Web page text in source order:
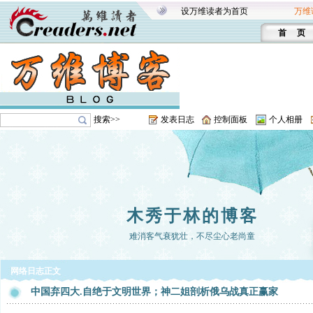
设万维读者为首页 万维
首 页
搜索>> 发表日志 控制面板 个人相册
木秀于林的博客
难消客气衰犹壮，不尽尘心老尚童
网络日志正文
中国弃四大.自绝于文明世界；神二姐剖析俄乌战真正赢家